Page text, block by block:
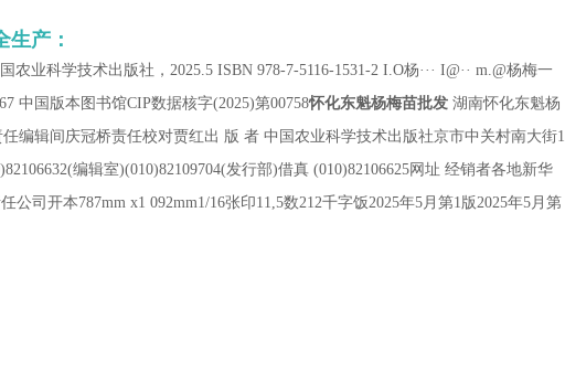
生产：
农业科学技术出版社，2025.5 ISBN 978-7-5116-1531-2 I.O杨··· I@·· m.@杨梅一
中国版本图书馆CIP数据核字(2025)第00758怀化东魁杨梅苗批发 湖南怀化东魁杨
编辑间庆冠桥责任校对贾红出 版 者 中国农业科学技术出版社京市中关村南大街1
编辑室)(010)82109704(发行部)借真 (010)82106625网址 经销者各地新华
公司开本787mm x1 092mm1/16张印11,5数212千字饭2025年5月第1版2025年5月第